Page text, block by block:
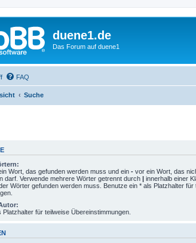
duene1.de
Das Forum auf duene1
FAQ
Suche
Wort, das gefunden werden muss und ein - vor ein Wort, das
darf. Verwende mehrere Wörter getrennt durch | innerhalb einer
Wörter gefunden werden muss. Benutze ein * als Platzhalter für
Platzhalter für teilweise Übereinstimmungen.